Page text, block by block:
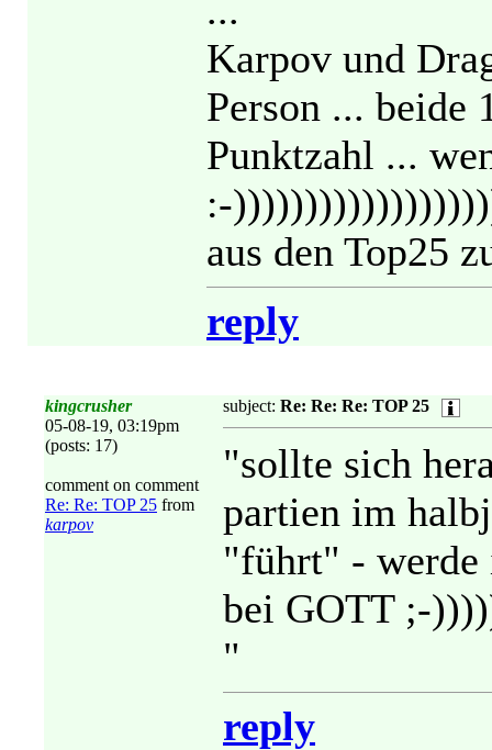
...
Karpov und
Person ... beide
Punktzahl ...
:-
aus den Top25
reply
kingcrusher
05-08-19, 03:19pm
(posts: 17)
comment on comment
Re: Re: TOP 25 from
karpov
subject: Re: Re: Re: TOP 25
"sollte sich
partien im
"führt" - werde
bei GOTT ;-
"
reply